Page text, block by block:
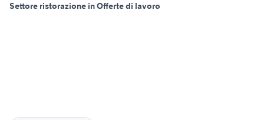
Settore ristorazione in Offerte di lavoro